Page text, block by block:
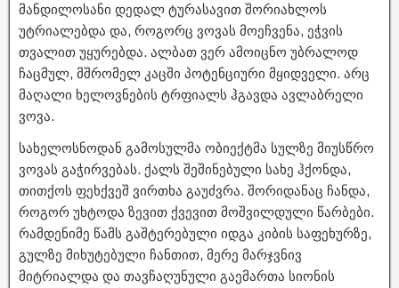
მანდილოსანი დედალ ტურასავით შორიახლოს
უტრიალებდა და, როგორც ვოვას მოეჩვენა, ეჭვის
თვალით უყურებდა. ალბათ ვერ ამოიცნო უბრალოდ
ჩაცმულ, მშრომელ კაცში პოტენციური მყიდველი. არც
მაღალი ხელოვნების ტრფიალს ჰგავდა ავლაბრელი
ვოვა.
სახელოსნოდან გამოსულმა ობიექტმა სულზე მიუსწრო
ვოვას გაჭირვებას. ქალს შეშინებული სახე ჰქონდა,
თითქოს ფეხქვეშ ვირთხა გაუძვრა. შორიდანაც ჩანდა,
როგორ უხტოდა ზევით ქვევით მოშვილდული წარბები.
რამდენიმე წამს გაშტერებული იდგა კიბის საფეხურზე,
გულზე მიხუტებული ჩანთით, მერე მარჯვნივ
მიტრიალდა და თავჩაღუნული გაემართა სიონის